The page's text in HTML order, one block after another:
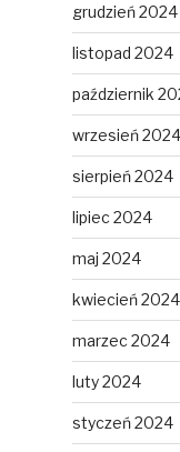
grudzień 2024
listopad 2024
październik
wrzesień 2024
sierpień 2024
lipiec 2024
maj 2024
kwiecień 2024
marzec 2024
luty 2024
styczeń 2024